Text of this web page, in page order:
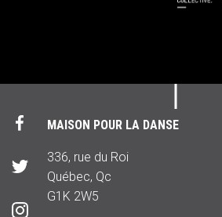
MAISON POUR LA DANSE
336, rue du Roi
Québec, Qc
G1K 2W5